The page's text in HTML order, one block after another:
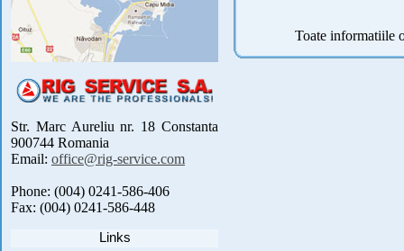
Str. Marc Aureliu nr. 18 Constanta
900744 Romania
Email: office@rig-service.com
Phone: (004) 0241-586-406
Fax: (004) 0241-586-448
Links
Toate informatiile